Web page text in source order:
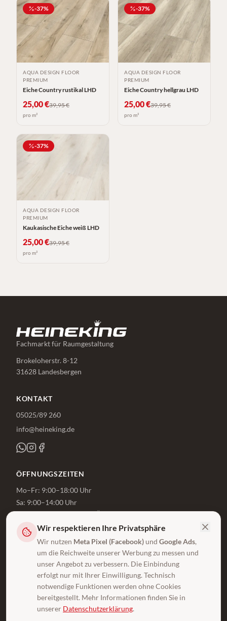
-37%
AQUA DESIGN FLOOR
PREMIUM
Eiche Country rustikal LHD
25,00€39,95€
pro m²
-37%
AQUA DESIGN FLOOR
PREMIUM
Eiche Country hellgrau LHD
25,00€39,95€
pro m²
-37%
AQUA DESIGN FLOOR
PREMIUM
Kaukasische Eiche weiß LHD
25,00€39,95€
pro m²
Fachmarkt für Raumgestaltung
Brokeloherstr. 8-12
31628 Landesbergen
KONTAKT
05025/89 260
info@heineking.de
ÖFFNUNGSZEITEN
Mo–Fr: 9:00–18:00 Uhr
Sa: 9:00–14:00 Uhr
Beratung auch außerhalb der Öffnungszeiten
Jetzt beraten lassen
WISSEN & SERVICE
Ratgeber
Praktische Tipps rund um Wohnen & Renovieren
Fachbegriffe einfach erklärt
Wir respektieren Ihre Privatsphäre
Wir nutzen Meta Pixel (Facebook) und Google Ads,
um die Reichweite unserer Werbung zu messen und
unser Angebot zu verbessern. Die Einbindung
erfolgt nur mit Ihrer Einwilligung. Technisch
notwendige Funktionen werden ohne Cookies
bereitgestellt. Mehr Informationen finden Sie in
unserer Datenschutzerklärung.